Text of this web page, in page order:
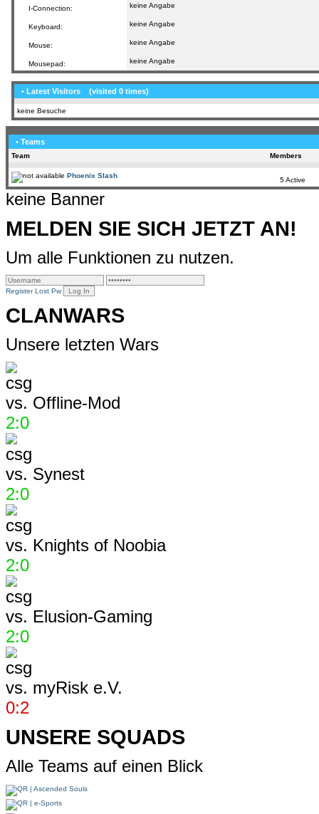
I-Connection: keine Angabe
Keyboard: keine Angabe
Mouse: keine Angabe
Mousepad: keine Angabe
• Latest Visitors (visited 0 times)
keine Besuche
• Teams
Team Members
Phoenix Slash
5 Active
keine Banner
MELDEN SIE SICH JETZT AN!
Um alle Funktionen zu nutzen.
Register Lost Pw
CLANWARS
Unsere letzten Wars
vs. Offline-Mod
2:0
vs. Synest
2:0
vs. Knights of Noobia
2:0
vs. Elusion-Gaming
2:0
vs. myRisk e.V.
0:2
UNSERE SQUADS
Alle Teams auf einen Blick